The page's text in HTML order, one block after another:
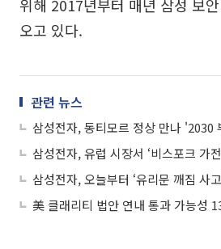
위해 2017년부터 매년 삼성 보
오고 있다.
관련 뉴스
삼성전자, 유럽 시장서 ‘비스포크 가